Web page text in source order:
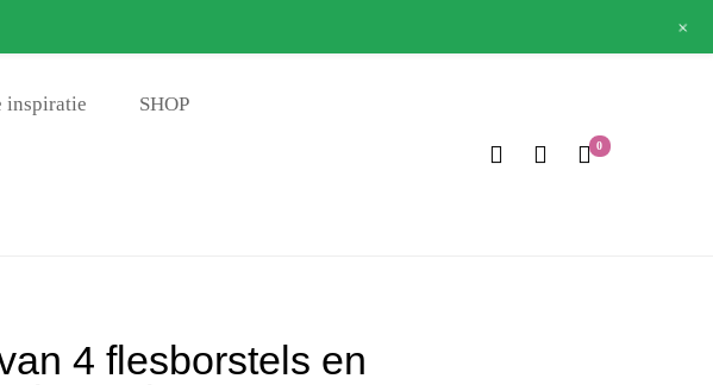
verzonden * >50 euro gratis verzonden binnen Nederland
inspiratie SHOP
0
4 flesborstels en
+